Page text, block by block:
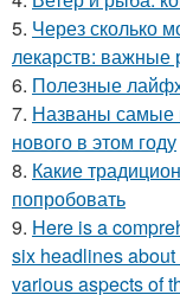
5. Через сколько
лекарств: важные
6. Полезные
7. Названы самые
нового в этом году
8. Какие
попробовать
9. Here is a
six headlines
various aspects of